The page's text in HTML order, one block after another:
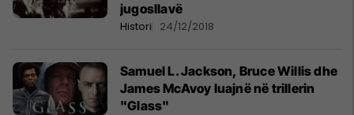
jugosllavë
Histori 24/12/2018
Samuel L. Jackson, Bruce Willis dhe
James McAvoy luajnë në trillerin
"Glass"